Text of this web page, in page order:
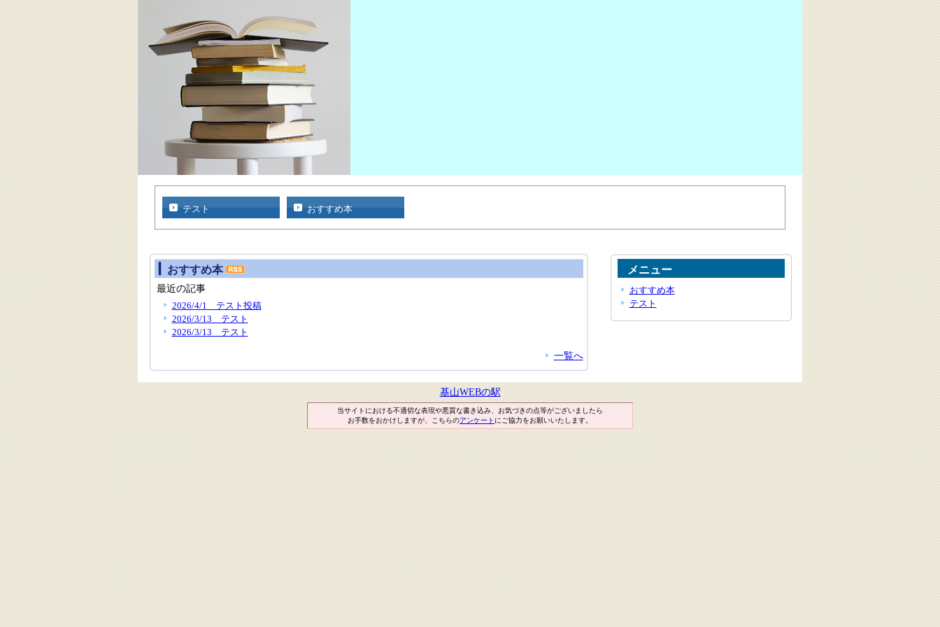
テスト おすすめ本
おすすめ本
最近の記事
2026/4/1 テスト投稿
2026/3/13 テスト
2026/3/13 テスト
一覧へ
メニュー
おすすめ本
テスト
基山WEBの駅
当サイトにおける不適切な表現や悪質な書き込み、お気づきの点等がございましたら
お手数をおかけしますが、こちらのアンケート にご協力をお願いいたします。